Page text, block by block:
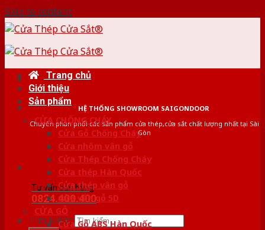
Skip to content
HỆ THỐNG SHOWROOM SAIGONDOOR
Chuyên phân phối các sản phẩm cửa thép,cửa sắt chất lượng nhất tại Sài
Gòn
Tư vấn bán hàng
0824.400.400
Tìm kiếm:
Trang chủ
Giới thiệu
Sản phẩm
CỬA CHỐNG CHÁY
Cửa Gỗ Chống Cháy
Cửa nhôm vân gỗ
Cửa Thép Chống Cháy
Cửa thép Hàn Quốc
Cửa thép vân gỗ
Cửa vân gỗ 5D
CỬA GỖ
Cửa Gỗ ABS Hàn Quốc